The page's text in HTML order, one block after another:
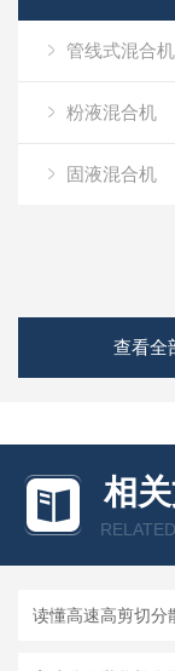
管线式混合机
粉液混合机
固液混合机
查看全
相